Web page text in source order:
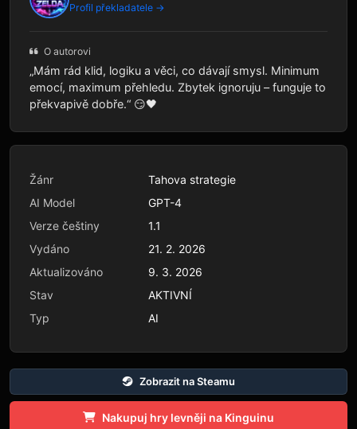
Profil překladatele →
O autorovi
„Mám rád klid, logiku a věci, co dávají smysl. Minimum
emocí, maximum přehledu. Zbytek ignoruju – funguje to
překvapivě dobře.“ 😏🖤
Žánr
Tahova strategie
AI Model
GPT-4
Verze češtiny
1.1
Vydáno
21. 2. 2026
Aktualizováno
9. 3. 2026
Stav
AKTIVNÍ
Typ
AI
Zobrazit na Steamu
Nakupuj hry levněji na Kinguinu